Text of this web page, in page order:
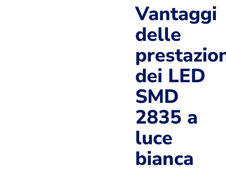
Vantaggi
delle
dei LED
SMD
2835 a
luce
bianca